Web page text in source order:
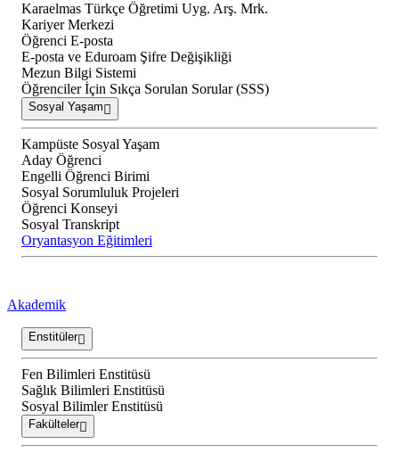
Karaelmas Türkçe Öğretimi Uyg. Arş. Mrk.
Kariyer Merkezi
Öğrenci E-posta
E-posta ve Eduroam Şifre Değişikliği
Mezun Bilgi Sistemi
Öğrenciler İçin Sıkça Sorulan Sorular (SSS)
Sosyal Yaşam
Kampüste Sosyal Yaşam
Aday Öğrenci
Engelli Öğrenci Birimi
Sosyal Sorumluluk Projeleri
Öğrenci Konseyi
Sosyal Transkript
Oryantasyon Eğitimleri
Akademik
Enstitüler
Fen Bilimleri Enstitüsü
Sağlık Bilimleri Enstitüsü
Sosyal Bilimler Enstitüsü
Fakülteler